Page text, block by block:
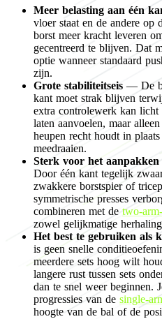
Meer belasting aan één
vloer staat en de andere op
borst meer kracht leveren
gecentreerd te blijven. Dat
optie wanneer standaard
zijn.
Grote stabiliteitseis — De
kant moet strak blijven
extra controlewerk kan licht
laten aanvoelen, maar
heupen recht houdt in
meedraaien.
Sterk voor het
Door één kant tegelijk
zwakkere borstspier of
symmetrische presses
combineren met de two-
zowel gelijkmatige
Het best te gebruiken als
is geen snelle
meerdere sets hoog wilt
langere rust tussen sets
dan te snel weer beginnen.
progressies van de single-
hoogte van de bal of de